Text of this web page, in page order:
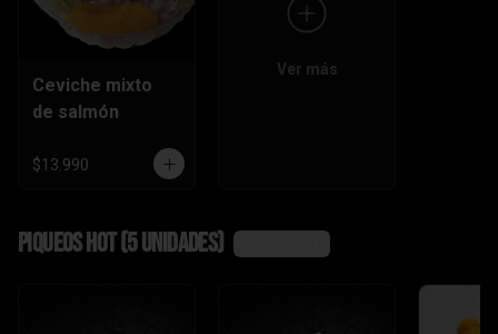
Ceviche mixto
de salmón
$13.990
Ver más
Piqueos hot (5 unidades)